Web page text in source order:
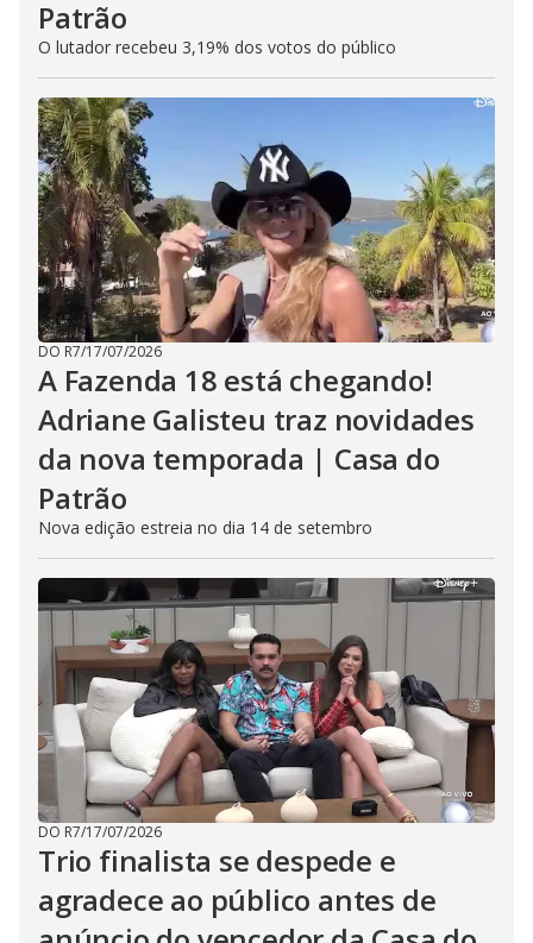
Patrão
O lutador recebeu 3,19% dos votos do público
DO R7/17/07/2026
A Fazenda 18 está chegando!
Adriane Galisteu traz novidades
da nova temporada | Casa do
Patrão
Nova edição estreia no dia 14 de setembro
DO R7/17/07/2026
Trio finalista se despede e
agradece ao público antes de